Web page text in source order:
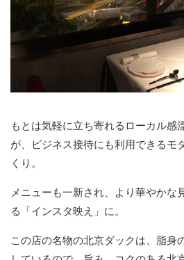
もとは気軽に立ち寄れるローカル感
が、ビジネス接待にも利用できるモ
くり。
メニューも一新され、より華やかな
る「インスタ映え」に。
この店の名物の北京ダックは、脂身